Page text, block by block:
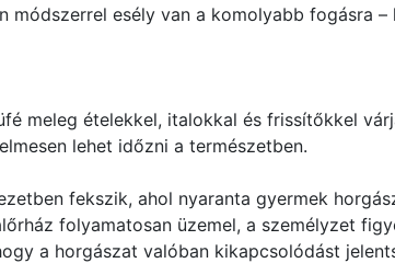
módszerrel esély van a komolyabb fogásra
meleg ételekkel, italokkal és frissítőkkel
lehet időzni a természetben.
fekszik, ahol nyaranta gyermek
folyamatosan üzemel, a személyzet
a horgászat valóban kikapcsolódást